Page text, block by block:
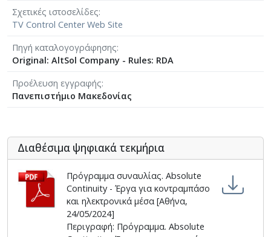
ενισχυμένο κοντραμπάσο και προηχογραφημένο
υλικό, μια σύνθεση βασισμένη στην τεχνική της
ο Δ. Μπάκας με το κουαρτέτο εγχόρδων Cardiogram.
Σε μια απόλυτη ηχητική συνέχεια, ο συνθέτης
αίσθηση της αυτοσυγκέντρωσης.
κοντραμπάσο και ηλεκτρονικά μέσα. Επιζήσας, με το
ζεύγος Σεμιτέκολο, του αυτοκινητιστικού
δυστυχήματος της 8ης Ιανουαρίου του 1970 που
κόστισε τη ζωή στον Γιάννη Χρήστου, στη γυναίκα
του, Θηρεσία, και στη σύζυγο του ίδιου του
Βασιλειάδη, Αναστασία, ο δημιουργός αφηγείται το
χρονικό της μοιραίας βραδιάς μέσα από το
ηλεκτρονικό μέρος της μαγνητοταινίας και τον
Σχετικές ιστοσελίδες
TV Control Center Web Site
Πηγή καταλογογράφησης
Original: AltSol Company - Rules: RDA
Προέλευση εγγραφής
Πανεπιστήμιο Μακεδονίας
Διαθέσιμα ψηφιακά τεκμήρια
Πρόγραμμα συναυλίας. Absolute
Continuity - Έργα για κοντραμπάσο
και ηλεκτρονικά μέσα [Αθήνα,
24/05/2024]
Περιγραφή: Πρόγραμμα. Absolute